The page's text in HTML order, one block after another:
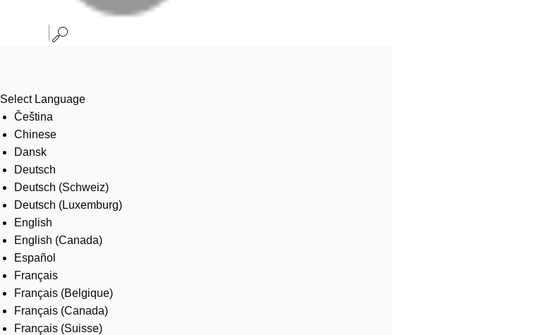
Select Language
Čeština
Chinese
Dansk
Deutsch
Deutsch (Schweiz)
Deutsch (Luxemburg)
English
English (Canada)
Español
Français
Français (Belgique)
Français (Canada)
Français (Suisse)